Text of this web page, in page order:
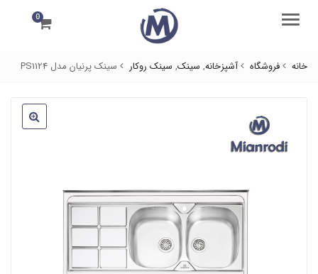
منو 0
خانه فروشگاه آشپزخانه, سینک, سینک روکار سینک پرنیان مدل PS1124